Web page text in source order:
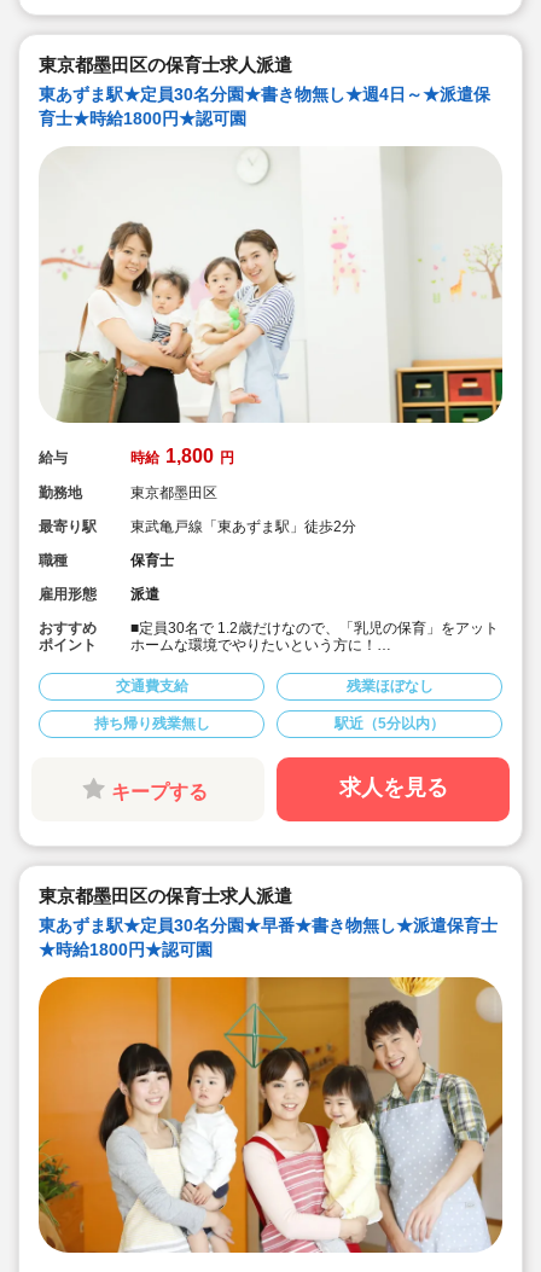
東京都墨田区の保育士求人派遣
東あずま駅★定員30名分園★書き物無し★週4日～★派遣保
育士★時給1800円★認可園
給与 時給 1,800 円
勤務地
東京都墨田区
最寄り駅
東武亀戸線「東あずま駅」徒歩2分
職種
保育士
雇用形態
派遣
おすすめ
ポイント
■定員30名で 1.2歳だけなので、「乳児の保育」をアット
ホームな環境でやりたいという方に！
■週4日～OK！勤務時間の相談が可能です！
■時給1,800円＋交通費支給！
■本園ではキララサポートからの派遣保育士の方が就業中
です！
交通費支給 残業ほぼなし
持ち帰り残業無し 駅近（5分以内）
キープする 求人を見る
東京都墨田区の保育士求人派遣
東あずま駅★定員30名分園★早番★書き物無し★派遣保育士
★時給1800円★認可園